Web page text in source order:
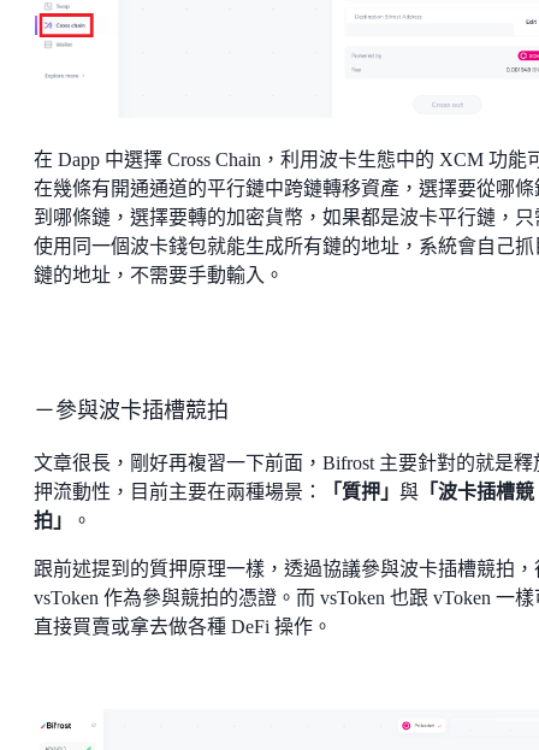
在 Dapp 中選擇 Cross Chain，利用波卡生態中的 XCM 功能
在幾條有開通通道的平行鏈中跨鏈轉移資產，選擇要從哪條
到哪條鏈，選擇要轉的加密貨幣，如果都是波卡平行鏈，只
使用同一個波卡錢包就能生成所有鏈的地址，系統會自己抓
鏈的地址，不需要手動輸入。
－參與波卡插槽競拍
文章很長，剛好再複習一下前面，Bifrost 主要針對的就是釋
押流動性，目前主要在兩種場景：
「質押」 與 「波卡插槽競
拍」
。
跟前述提到的質押原理一樣，透過協議參與波卡插槽競拍，
vsToken 作為參與競拍的憑證。而 vsToken 也跟 vToken 一
直接買賣或拿去做各種 DeFi 操作。